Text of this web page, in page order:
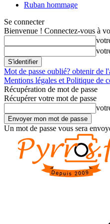
Ruban hommage
Se connecter
Bienvenue ! Connectez-vous à
Mot de passe oublié? obtenir de
Mentions légales et Politique de
Récupération de mot de passe
Récupérer votre mot de passe
Un mot de passe vous sera